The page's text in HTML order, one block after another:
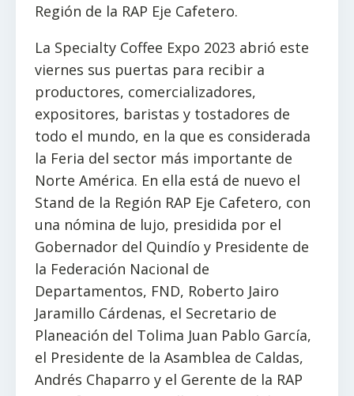
Región de la RAP Eje Cafetero.
La Specialty Coffee Expo 2023 abrió este
viernes sus puertas para recibir a
productores, comercializadores,
expositores, baristas y tostadores de
todo el mundo, en la que es considerada
la Feria del sector más importante de
Norte América. En ella está de nuevo el
Stand de la Región RAP Eje Cafetero, con
una nómina de lujo, presidida por el
Gobernador del Quindío y Presidente de
la Federación Nacional de
Departamentos, FND, Roberto Jairo
Jaramillo Cárdenas, el Secretario de
Planeación del Tolima Juan Pablo García,
el Presidente de la Asamblea de Caldas,
Andrés Chaparro y el Gerente de la RAP